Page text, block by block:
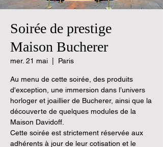
Soirée de prestige
Maison Bucherer
mer. 21 mai Paris
Au menu de cette soirée, des produits
d'exception, une immersion dans l’univers
horloger et joaillier de Bucherer, ainsi que la
découverte de quelques modules de la
Maison Davidoff.
Cette soirée est strictement réservée aux
adhérents à jour de leur cotisation et le